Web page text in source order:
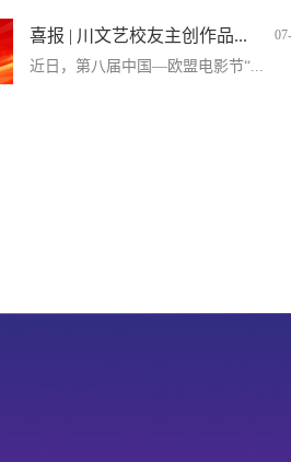
喜报 | 川文艺校友主创作品...
近日，第八届中国—欧盟电影节“...